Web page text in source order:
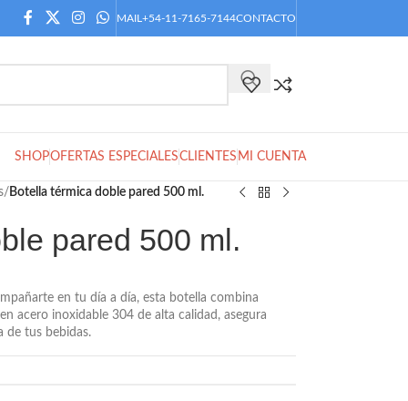
MAIL +54-11-7165-7144CONTACTO
SHOPOFERTAS ESPECIALESCLIENTES MI CUENTA
/ Botella térmica doble pared 500 ml.
pared 500 ml.
en tu día a día, esta botella combina
acero inoxidable 304 de alta calidad, asegura
de tus bebidas.